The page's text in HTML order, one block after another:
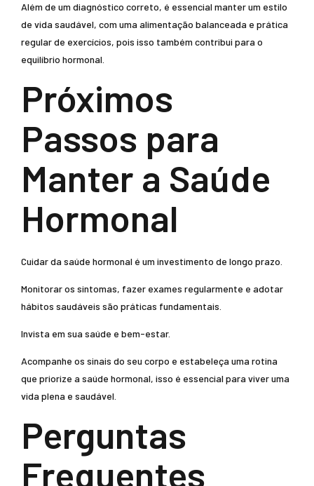
Além de um diagnóstico correto, é essencial manter um estilo
de vida saudável, com uma alimentação balanceada e prática
regular de exercícios, pois isso também contribui para o
equilíbrio hormonal.
Próximos
Passos para
Manter a Saúde
Hormonal
Cuidar da saúde hormonal é um investimento de longo prazo.
Monitorar os sintomas, fazer exames regularmente e adotar
hábitos saudáveis são práticas fundamentais.
Invista em sua saúde e bem-estar.
Acompanhe os sinais do seu corpo e estabeleça uma rotina
que priorize a saúde hormonal, isso é essencial para viver uma
vida plena e saudável.
Perguntas
Frequentes